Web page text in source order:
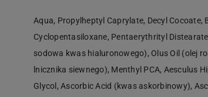
Aqua, Propylheptyl Caprylate, Decyl
Cyclopentasiloxane, Pentaerythrityl
sodowa kwas hialuronowego), Olus Oil (olej
lnicznika siewnego), Menthyl PCA, Aesculus
Glycol, Ascorbic Acid (kwas askorbinowy),